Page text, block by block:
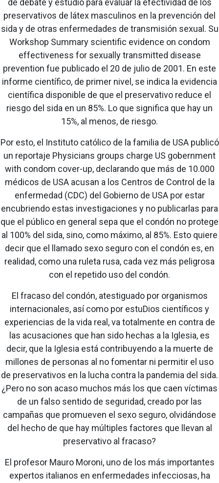
de debate y estudio para evaluar la efectividad de los
preservativos de látex masculinos en la prevención del
sida y de otras enfermedades de transmisión sexual. Su
Workshop Summary scientific evidence on condom
effectiveness for sexually transmitted disease
prevention fue publicado el 20 de julio de 2001. En este
informe científico, de primer nivel, se indica la evidencia
científica disponible de que el preservativo reduce el
riesgo del sida en un 85%. Lo que significa que hay un
15%, al menos, de riesgo.
Por esto, el Instituto católico de la familia de USA publicó
un reportaje Physicians groups charge US gobernment
with condom cover-up, declarando que más de 10.000
médicos de USA acusan a los Centros de Control de la
enfermedad (CDC) del Gobierno de USA por estar
encubriendo estas investigaciones y no publicarlas para
que el público en general sepa que el condón no protege
al 100% del sida, sino, como máximo, al 85%. Esto quiere
decir que el llamado sexo seguro con el condón es, en
realidad, como una ruleta rusa, cada vez más peligrosa
con el repetido uso del condón.
El fracaso del condón, atestiguado por organismos
internacionales, así como por estuDios científicos y
experiencias de la vida real, va totalmente en contra de
las acusaciones que han sido hechas a la Iglesia, es
decir, que la Iglesia está contribuyendo a la muerte de
millones de personas al no fomentar ni permitir el uso
de preservativos en la lucha contra la pandemia del sida.
¿Pero no son acaso muchos más los que caen víctimas
de un falso sentido de seguridad, creado por las
campañas que promueven el sexo seguro, olvidándose
del hecho de que hay múltiples factores que llevan al
preservativo al fracaso?
El profesor Mauro Moroni, uno de los más importantes
expertos italianos en enfermedades infecciosas, ha